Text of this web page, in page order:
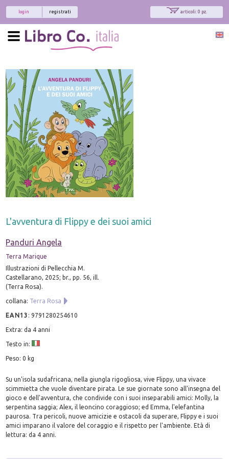
articoli: 0 pz.
registrati
login
L'avventura di Flippy e dei suoi amici
Panduri Angela
Terra Marique
Illustrazioni di Pellecchia M.
Castellarano, 2025; br., pp. 56, ill.
(Terra Rosa).
collana: Terra Rosa
EAN13 :9791280254610
Extra: da 4 anni
Testo in:
Peso: 0 kg
Su un'isola sudafricana, nella giungla rigogliosa, vive Flippy, una vivace
scimmietta che vuole diventare pirata. Le sue giornate sono all'insegna del
gioco e dell'avventura, che condivide con i suoi inseparabili amici: Molly, la
serpentina saggia; Alex, il leoncino coraggioso; ed Emma, l'elefantina
paurosa. Tra pericoli, nuove amicizie e ostacoli da superare, Flippy e i suoi
amici imparano il valore del coraggio e il rispetto per l'ambiente. Età di
lettura: da 4 anni.